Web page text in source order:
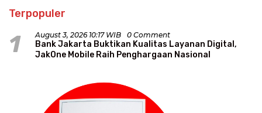
Terpopuler
1 August 3, 2026 10:17 WIB 0 Comment
Bank Jakarta Buktikan Kualitas Layanan Digital,
JakOne Mobile Raih Penghargaan Nasional